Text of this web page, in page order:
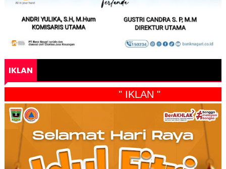
IKLAN
" IKLAN "